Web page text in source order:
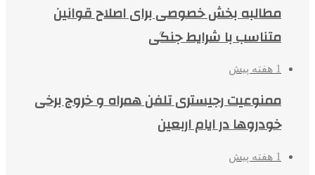
مطالبه بخش خصوصی برای اصلاح قوانین
متناسب با شرایط جنگی
1 هفته پیش
ممنوعیت رجیستری تلفن همراه و خروج برخی
خودروها در ایام اربعین
1 هفته پیش